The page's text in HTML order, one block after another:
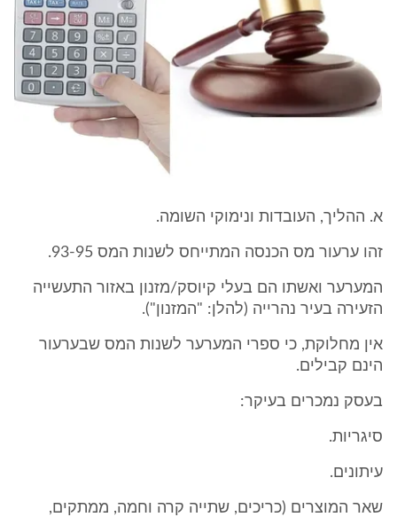
א. ההליך, העובדות ונימוקי השומה.
זהו ערעור מס הכנסה המתייחס לשנות המס 93-95.
המערער ואשתו הם בעלי קיוסק/מזנון באזור התעשייה
הזעירה בעיר נהרייה (להלן: "המזנון").
אין מחלוקת, כי ספרי המערער לשנות המס שבערעור
הינם קבילים.
בעסק נמכרים בעיקר:
סיגריות.
עיתונים.
שאר המוצרים (כריכים, שתייה קרה וחמה, ממתקים,